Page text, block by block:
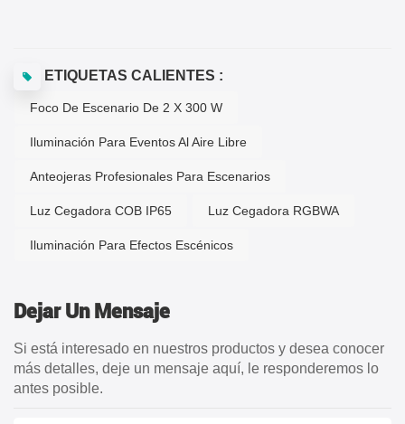
ETIQUETAS CALIENTES :
Foco De Escenario De 2 X 300 W
Iluminación Para Eventos Al Aire Libre
Anteojeras Profesionales Para Escenarios
Luz Cegadora COB IP65 Luz Cegadora RGBWA
Iluminación Para Efectos Escénicos
Dejar Un Mensaje
Si está interesado en nuestros productos y desea conocer
más detalles, deje un mensaje aquí, le responderemos lo
antes posible.